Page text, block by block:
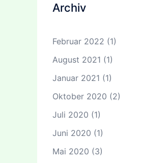
Archiv
Februar 2022 (1)
August 2021 (1)
Januar 2021 (1)
Oktober 2020 (2)
Juli 2020 (1)
Juni 2020 (1)
Mai 2020 (3)